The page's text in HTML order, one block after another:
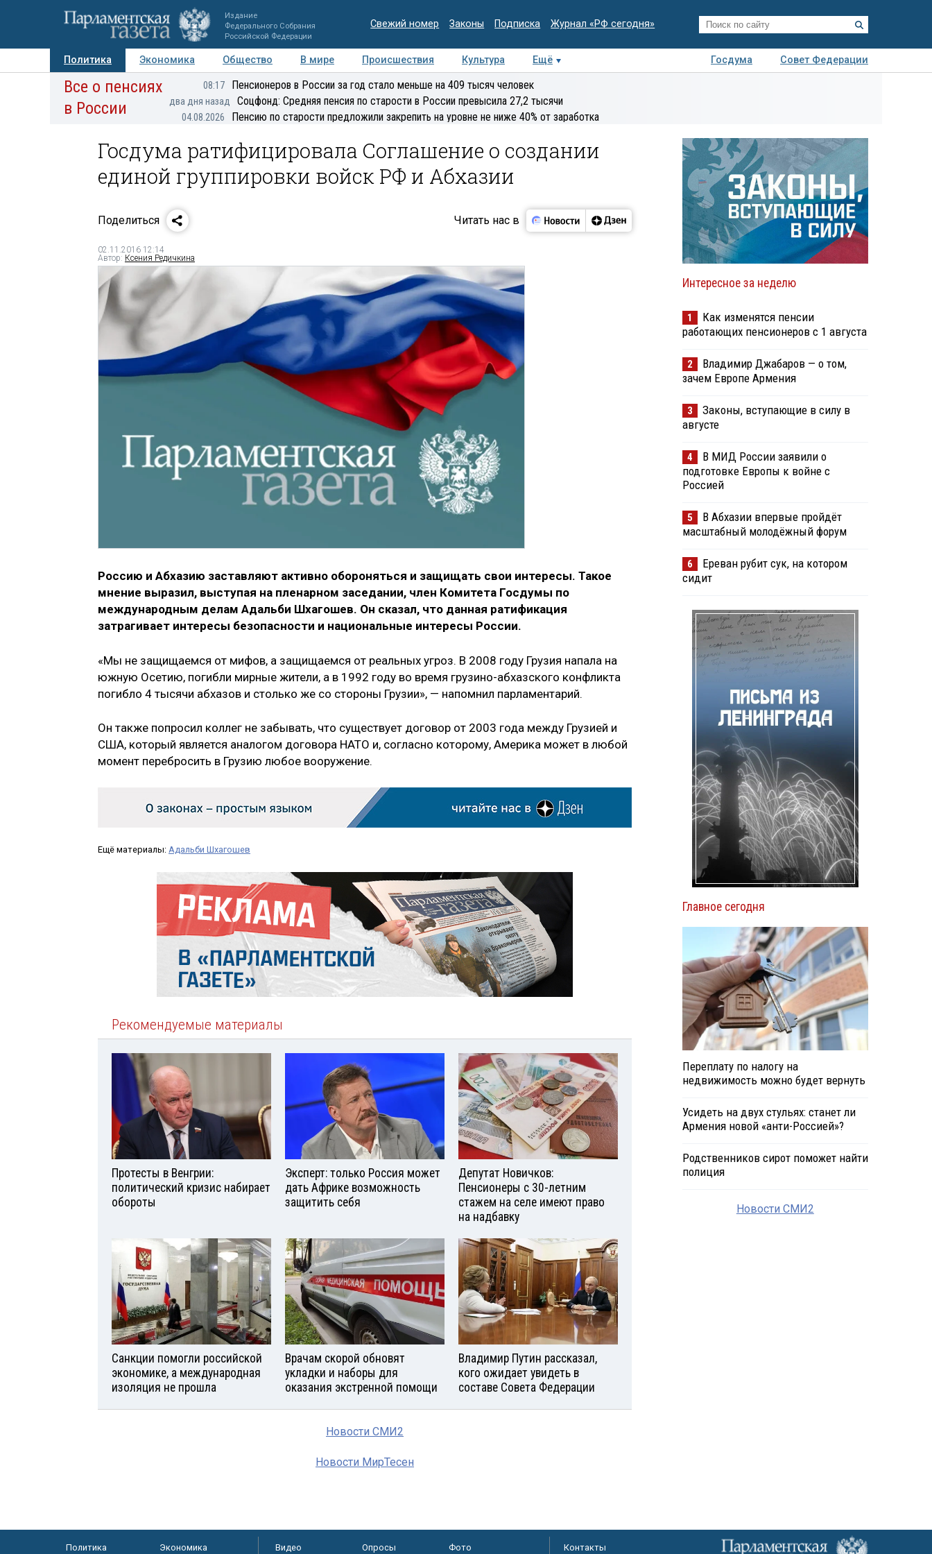
Издание
Федерального Собрания
Российской Федерации
Свежий номер Законы Подписка Журнал «РФ сегодня»
Политика Экономика Общество В мире Происшествия Культура Ещё Госдума
Совет Федерации
Авторы Персоны Мнения Регионы Медиацентр Интервью Колумнисты
Все о пенсиях
в России
08:17 Пенсионеров в России за год стало меньше на 409 тысяч человек
два дня назад Соцфонд: Средняя пенсия по старости в России превысила 27,2 тысячи
04.08.2026 Пенсию по старости предложили закрепить на уровне не ниже 40% от заработка
Госдума ратифицировала Соглашение о создании
единой группировки войск РФ и Абхазии
Поделиться Читать нас в
02.11.2016 12:14
Автор: Ксения Редичкина
Россию и Абхазию заставляют активно обороняться и защищать свои интересы. Такое
мнение выразил, выступая на пленарном заседании, член Комитета Госдумы по
международным делам Адальби Шхагошев. Он сказал, что данная ратификация
затрагивает интересы безопасности и национальные интересы России.
«Мы не защищаемся от мифов, а защищаемся от реальных угроз. В 2008 году Грузия напала на
южную Осетию, погибли мирные жители, а в 1992 году во время грузино-абхазского конфликта
погибло 4 тысячи абхазов и столько же со стороны Грузии», — напомнил парламентарий.
Он также попросил коллег не забывать, что существует договор от 2003 года между Грузией и
США, который является аналогом договора НАТО и, согласно которому, Америка может в любой
момент перебросить в Грузию любое вооружение.
Ещё материалы: Адальби Шхагошев
Рекомендуемые материалы
Протесты в Венгрии:
политический кризис набирает
обороты
Эксперт: только Россия может
дать Африке возможность
защитить себя
Депутат Новичков:
Пенсионеры с 30-летним
стажем на селе имеют право
на надбавку
Санкции помогли российской
экономике, а международная
изоляция не прошла
Врачам скорой обновят
укладки и наборы для
оказания экстренной помощи
Владимир Путин рассказал,
кого ожидает увидеть в
составе Совета Федерации
Новости СМИ2
Новости МирТесен
Интересное за неделю
1
Как изменятся пенсии
работающих пенсионеров с 1 августа
2
Владимир Джабаров — о том,
зачем Европе Армения
3
Законы, вступающие в силу в
августе
4
В МИД России заявили о
подготовке Европы к войне с
Россией
5
В Абхазии впервые пройдёт
масштабный молодёжный форум
6
Ереван рубит сук, на котором
сидит
Главное сегодня
Переплату по налогу на
недвижимость можно будет вернуть
Усидеть на двух стульях: станет ли
Армения новой «анти-Россией»?
Родственников сирот поможет найти
полиция
Новости СМИ2
Политика Экономика Видео Опросы Фото Контакты